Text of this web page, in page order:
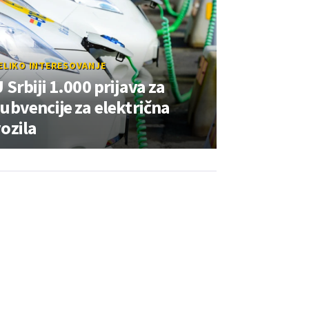
INTERESOVANJE
Srbiji 1.000 prijava za
za električna